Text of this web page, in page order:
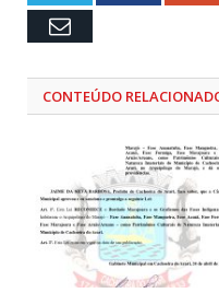
Email
CONTEÚDO